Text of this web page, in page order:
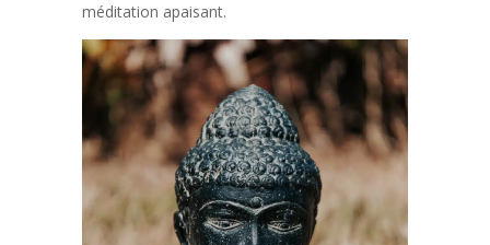
méditation apaisant.